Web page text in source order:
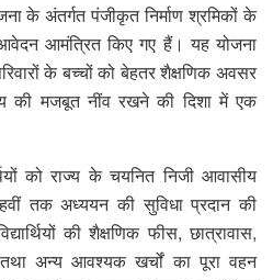
के अंतर्गत पंजीकृत निर्माण श्रमिकों के
आमंत्रित किए गए हैं। यह योजना
के बच्चों को बेहतर शैक्षणिक अवसर
की मजबूत नींव रखने की दिशा में एक
को राज्य के चयनित निजी आवासीय
तक अध्ययन की सुविधा प्रदान की
की शैक्षणिक फीस, छात्रावास,
अन्य आवश्यक खर्चों का पूरा वहन